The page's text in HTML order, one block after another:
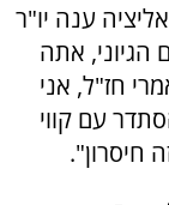
ענה יו"ר
הגיוני, אתה
חז"ל, אני
עם קווי
חיסרון".